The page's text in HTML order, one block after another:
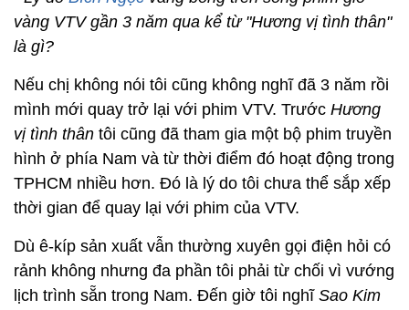
vàng VTV gần 3 năm qua kể từ "Hương vị tình thân"
là gì?
Nếu chị không nói tôi cũng không nghĩ đã 3 năm rồi
mình mới quay trở lại với phim VTV. Trước Hương
vị tình thân tôi cũng đã tham gia một bộ phim truyền
hình ở phía Nam và từ thời điểm đó hoạt động trong
TPHCM nhiều hơn. Đó là lý do tôi chưa thể sắp xếp
thời gian để quay lại với phim của VTV.
Dù ê-kíp sản xuất vẫn thường xuyên gọi điện hỏi có
rảnh không nhưng đa phần tôi phải từ chối vì vướng
lịch trình sẵn trong Nam. Đến giờ tôi nghĩ Sao Kim